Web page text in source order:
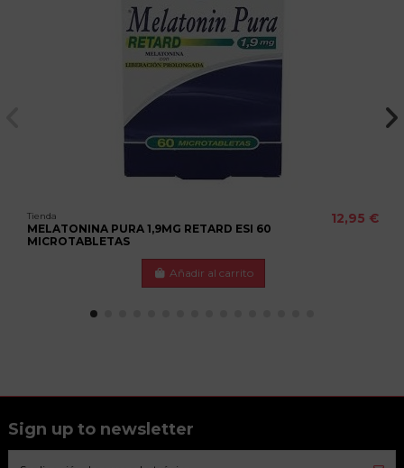
Tienda
MELATONINA PURA 1,9MG RETARD ESI 60
MICROTABLETAS
12,95 €
Añadir al carrito
Sign up to newsletter